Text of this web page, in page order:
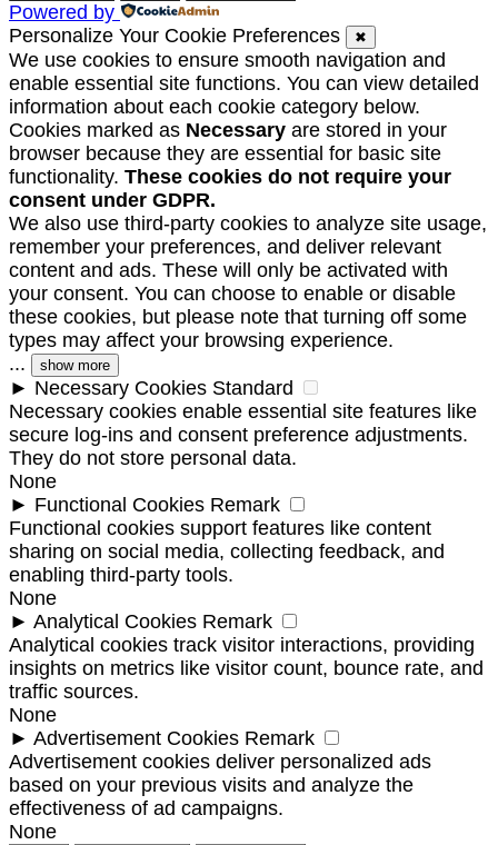
Powered by
Personalize Your Cookie Preferences
✖
We use cookies to ensure smooth navigation and
enable essential site functions. You can view detailed
information about each cookie category below.
Cookies marked as Necessary are stored in your
browser because they are essential for basic site
functionality. These cookies do not require your
consent under GDPR.
We also use third-party cookies to analyze site usage,
remember your preferences, and deliver relevant
content and ads. These will only be activated with
your consent. You can choose to enable or disable
these cookies, but please note that turning off some
types may affect your browsing experience.
...
show more
► Necessary Cookies Standard
Necessary cookies enable essential site features like
secure log-ins and consent preference adjustments.
They do not store personal data.
None
► Functional Cookies Remark
Functional cookies support features like content
sharing on social media, collecting feedback, and
enabling third-party tools.
None
► Analytical Cookies Remark
Analytical cookies track visitor interactions, providing
insights on metrics like visitor count, bounce rate, and
traffic sources.
None
► Advertisement Cookies Remark
Advertisement cookies deliver personalized ads
based on your previous visits and analyze the
effectiveness of ad campaigns.
None